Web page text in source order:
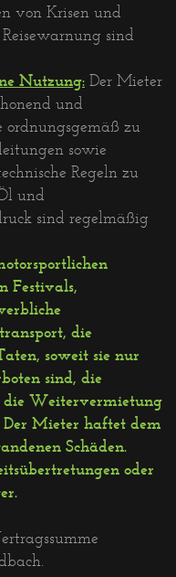
von Krisen und
sind
Nutzung: Der Mieter
und
ordnungsgemäß zu
sowie
Regeln zu
und
sind regelmäßig
Festivals,
die
soweit sie nur
sind, die
die Weitervermietung
Der Mieter haftet dem
Schäden.
oder